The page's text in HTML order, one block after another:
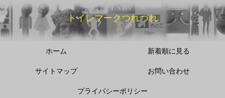
トイレマークつれづれ
ホーム 新着順に見る
サイトマップ お問い合わせ
プライバシーポリシー